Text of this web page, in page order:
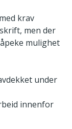
krav
men der
mulighet
under
innenfor